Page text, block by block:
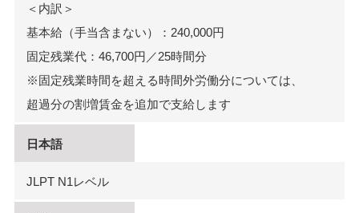
＜内訳＞
基本給（手当含まない）：240,000円
固定残業代：46,700円／25時間分
※固定残業時間を超える時間外労働分については、
超過分の割増賃金を追加で支給します
日本語
JLPT N1レベル